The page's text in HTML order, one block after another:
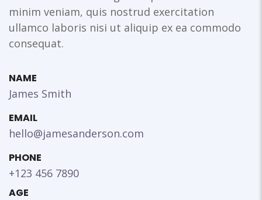
minim veniam, quis nostrud exercitation
ullamco laboris nisi ut aliquip ex ea commodo
consequat.
NAME
James Smith
EMAIL
hello@jamesanderson.com
PHONE
+123 456 7890
AGE